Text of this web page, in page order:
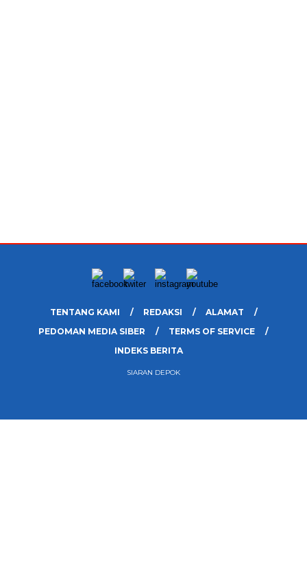
TENTANG KAMI REDAKSI
ALAMAT
PEDOMAN MEDIA SIBER
TERMS OF SERVICE
INDEKS BERITA
SIARAN DEPOK